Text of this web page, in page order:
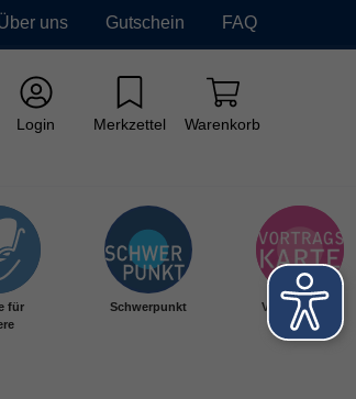
uns Gutschein FAQ
Login Merkzettel Warenkorb
für
Schwerpunkt Vortragskarte